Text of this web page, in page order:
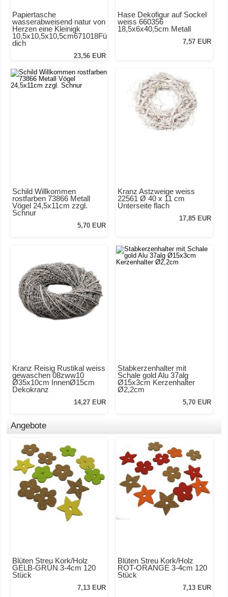
Papiertasche
wasserabweisend natur von
Herzen eine Kleinigk
10,5x10,5x10,5cm671018Für
dich
23,56 EUR
Hase Dekofigur auf Sockel
weiss 660356
18,5x6x40,5cm Metall
7,57 EUR
Schild Willkommen
rostfarben 73866 Metall
Vögel 24,5x11cm zzgl.
Schnur
5,70 EUR
Kranz Astzweige weiss
22561 Ø 40 x 11 cm
Unterseite flach
17,85 EUR
Kranz Reisig Rustikal weiss
gewaschen 08zww10
Ø35x10cm InnenØ15cm
Dekokranz
14,27 EUR
Stabkerzenhalter mit
Schale gold Alu 37alg
Ø15x3cm Kerzenhalter
Ø2,2cm
5,70 EUR
Angebote
Blüten Streu Kork/Holz
GELB-GRÜN 3-4cm 120
Stück
7,13 EUR
Blüten Streu Kork/Holz
ROT-ORANGE 3-4cm 120
Stück
7,13 EUR